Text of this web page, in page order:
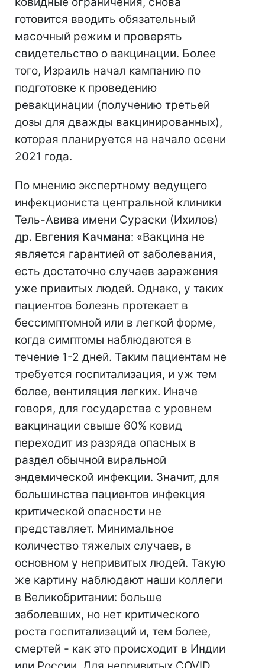
готовится вводить обязательный
масочный режим и проверять
свидетельство о вакцинации. Более
того, Израиль начал кампанию по
подготовке к проведению
ревакцинации (получению третьей
дозы для дважды вакцинированных),
которая планируется на начало осени
2021 года.
По мнению экспертному ведущего
инфекциониста центральной клиники
Тель-Авива имени Сураски (Ихилов)
др. Евгения Качмана: «Вакцина не
является гарантией от заболевания,
есть достаточно случаев заражения
уже привитых людей. Однако, у таких
пациентов болезнь протекает в
бессимптомной или в легкой форме,
когда симптомы наблюдаются в
течение 1-2 дней. Таким пациентам не
требуется госпитализация, и уж тем
более, вентиляция легких. Иначе
говоря, для государства с уровнем
вакцинации свыше 60% ковид
переходит из разряда опасных в
раздел обычной виральной
эндемической инфекции. Значит, для
большинства пациентов инфекция
критической опасности не
представляет. Минимальное
количество тяжелых случаев, в
основном у непривитых людей. Такую
же картину наблюдают наши коллеги
в Великобритании: больше
заболевших, но нет критического
роста госпитализаций и, тем более,
смертей - как это происходит в Индии